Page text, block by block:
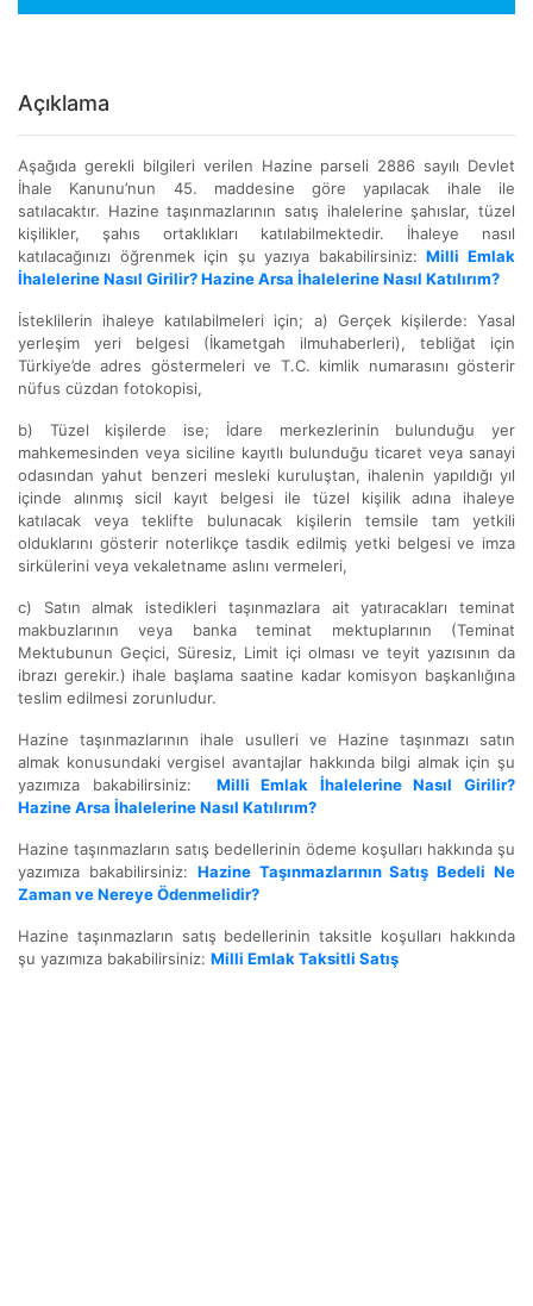
Açıklama
Aşağıda gerekli bilgileri verilen Hazine parseli 2886 sayılı Devlet
İhale Kanunu’nun 45. maddesine göre yapılacak ihale ile
satılacaktır. Hazine taşınmazlarının satış ihalelerine şahıslar, tüzel
kişilikler, şahıs ortaklıkları katılabilmektedir. İhaleye nasıl
katılacağınızı öğrenmek için şu yazıya bakabilirsiniz:Milli Emlak
İhalelerine Nasıl Girilir? Hazine Arsa İhalelerine Nasıl Katılırım?
İsteklilerin ihaleye katılabilmeleri için; a) Gerçek kişilerde: Yasal
yerleşim yeri belgesi (İkametgah ilmuhaberleri), tebliğat için
Türkiye’de adres göstermeleri ve T.C. kimlik numarasını gösterir
nüfus cüzdan fotokopisi,
b) Tüzel kişilerde ise; İdare merkezlerinin bulunduğu yer
mahkemesinden veya siciline kayıtlı bulunduğu ticaret veya sanayi
odasından yahut benzeri mesleki kuruluştan, ihalenin yapıldığı yıl
içinde alınmış sicil kayıt belgesi ile tüzel kişilik adına ihaleye
katılacak veya teklifte bulunacak kişilerin temsile tam yetkili
olduklarını gösterir noterlikçe tasdik edilmiş yetki belgesi ve imza
sirkülerini veya vekaletname aslını vermeleri,
c) Satın almak istedikleri taşınmazlara ait yatıracakları teminat
makbuzlarının veya banka teminat mektuplarının (Teminat
Mektubunun Geçici, Süresiz, Limit içi olması ve teyit yazısının da
ibrazı gerekir.) ihale başlama saatine kadar komisyon başkanlığına
teslim edilmesi zorunludur.
Hazine taşınmazlarının ihale usulleri ve Hazine taşınmazı satın
almak konusundaki vergisel avantajlar hakkında bilgi almak için şu
yazımıza bakabilirsiniz: Milli Emlak İhalelerine Nasıl Girilir?
Hazine Arsa İhalelerine Nasıl Katılırım?
Hazine taşınmazların satış bedellerinin ödeme koşulları hakkında şu
yazımıza bakabilirsiniz: Hazine Taşınmazlarının Satış Bedeli Ne
Zaman ve Nereye Ödenmelidir?
Hazine taşınmazların satış bedellerinin taksitle koşulları hakkında
şu yazımıza bakabilirsiniz: Milli Emlak Taksitli Satış